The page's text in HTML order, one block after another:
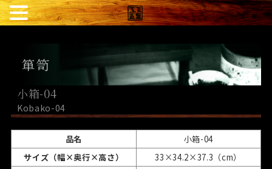
箪笥
小箱-04
Kobako-04
品名
小箱-04
サイズ（幅×奥行×高さ）
33×34.2×37.3（cm）